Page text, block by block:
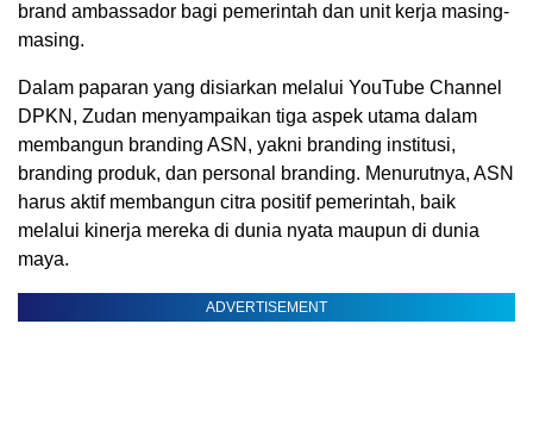
brand ambassador bagi pemerintah dan unit kerja masing-
masing.
Dalam paparan yang disiarkan melalui YouTube Channel
DPKN, Zudan menyampaikan tiga aspek utama dalam
membangun branding ASN, yakni branding institusi,
branding produk, dan personal branding. Menurutnya, ASN
harus aktif membangun citra positif pemerintah, baik
melalui kinerja mereka di dunia nyata maupun di dunia
maya.
ADVERTISEMENT